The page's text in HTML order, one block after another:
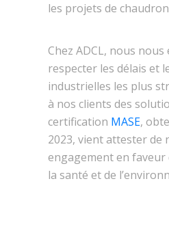
les projets de
Chez ADCL, nous
respecter les délais et
industrielles les plus
à nos clients des
certification MASE,
2023, vient attester de
engagement en faveur
la santé et de